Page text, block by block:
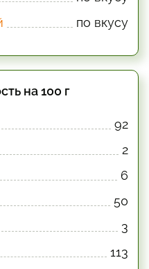
по вкусу
на 100 г
92
2
6
50
3
113